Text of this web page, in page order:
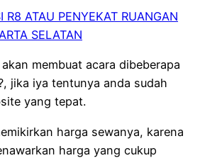
R8 ATAU PENYEKAT RUANGAN
SELATAN
membuat acara dibeberapa
jika iya tentunya anda sudah
yang tepat.
harga sewanya, karena
harga yang cukup